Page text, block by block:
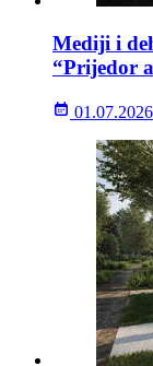
Mediji i
“Prijedor
01.07.2026